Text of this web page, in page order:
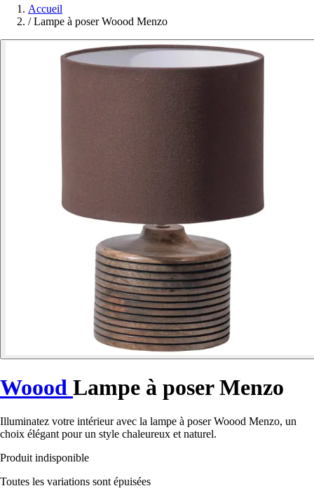
Accueil
/ Lampe à poser Woood Menzo
Woood Lampe à poser Menzo
Illuminatez votre intérieur avec la lampe à poser Woood Menzo, un
choix élégant pour un style chaleureux et naturel.
Produit indisponible
Toutes les variations sont épuisées